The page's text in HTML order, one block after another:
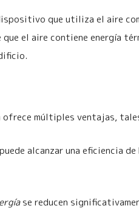
que utiliza el aire
el aire contiene energía
ofrece múltiples ventajas,
alcanzar una eficiencia
se reducen